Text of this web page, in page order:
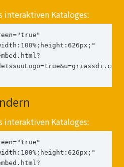
interaktiven Kataloges:
interaktiven Kataloges: